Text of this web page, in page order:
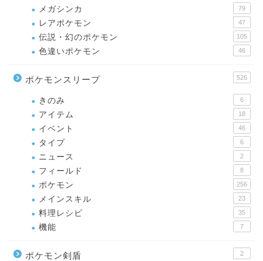
メガシンカ 79
レアポケモン 47
伝説・幻のポケモン 105
色違いポケモン 46
ポケモンスリープ 526
きのみ 6
アイテム 18
イベント 46
タイプ 6
ニュース 2
フィールド 8
ポケモン 256
メインスキル 23
料理レシピ 35
機能 7
ポケモン剣盾 2